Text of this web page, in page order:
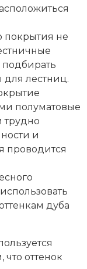
покрытия не
подбирать
для лестниц.
полуматовые
трудно
и
проводится
дуба
что оттенок